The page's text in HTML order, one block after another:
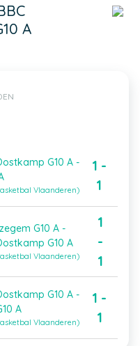
A
G10 A -
Vlaanderen)
1 -
1
G10 A -
G10 A
Vlaanderen)
1
-
1
G10 A -
A
Vlaanderen)
1 -
1